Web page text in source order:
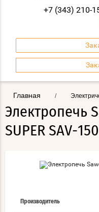
+7 (343) 210-
Главная /
Электропечь
SUPER SAV-
Производитель